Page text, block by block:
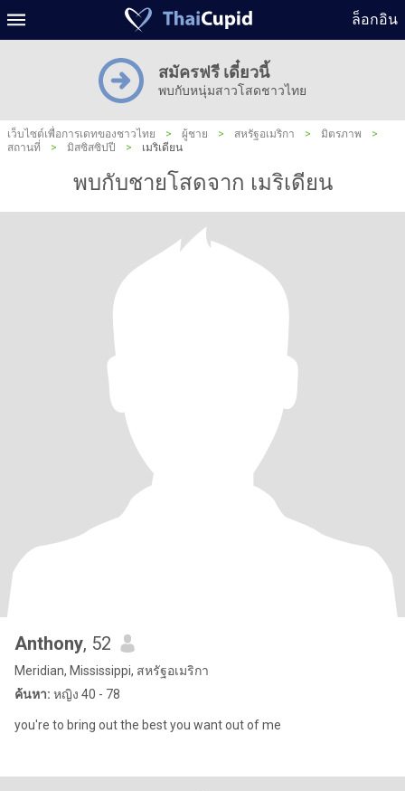
ล็อกอิน
สมัครฟรี เดี๋ยวนี้
พบกับหนุ่มสาวโสดชาวไทย
เว็บไซต์เพื่อการเดทของชาวไทย > ผู้ชาย > สหรัฐอเมริกา > มิตรภาพ
>
สถานที่
> มิสซิสซิปปี > เมริเดียน
พบกับชายโสดจาก เมริเดียน
Anthony, 52
Meridian, Mississippi, สหรัฐอเมริกา
ค้นหา: หญิง 40 - 78
you're to bring out the best you want out of me